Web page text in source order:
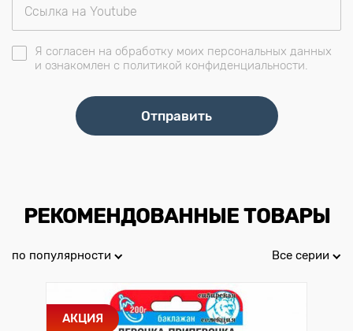
Я согласен на обработку моих персональных данных
и ознакомлен с политикой конфиденциальности.
РЕКОМЕНДОВАННЫЕ ТОВАРЫ
по популярности Все серии
АКЦИЯ